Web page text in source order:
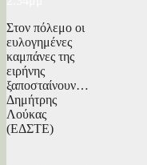
Στον πόλεμο οι
ευλογημένες
καμπάνες της
ειρήνης
ξαποσταίνουν…
Δημήτρης
Λούκας
(ΕΔΣΤΕ)